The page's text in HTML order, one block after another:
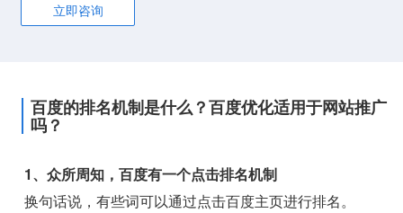
立即咨询
百度的排名机制是什么？百度优化适用于网站推广
吗？
1、众所周知，百度有一个点击排名机制
换句话说，有些词可以通过点击百度主页进行排名。